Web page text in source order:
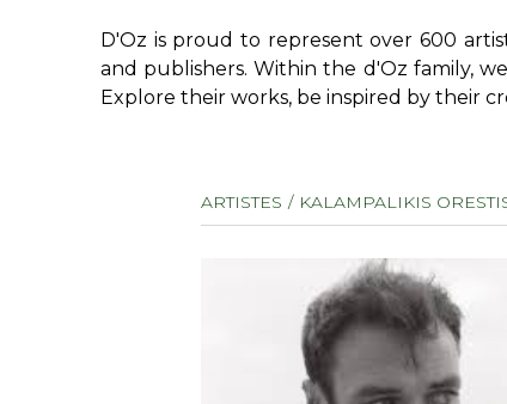
SHEET MUSIC FOR GUITAR
in original works and quality
arrangements.
2
3
4
D'Oz is proud to represent over 600
and publishers. Within the d'Oz family,
Explore their works, be inspired by their
ARTISTES KALAMPALIKIS